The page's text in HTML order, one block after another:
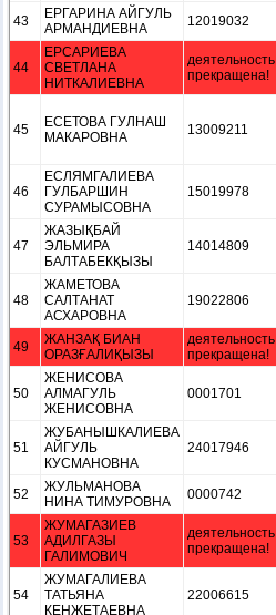
43
ЕРГАРИНА АЙГУЛЬ
АРМАНДИЕВНА
12019032
44
ЕРСАРИЕВА
СВЕТЛАНА
НИТКАЛИЕВНА
деятельность
прекращена!
45
ЕСЕТОВА ГУЛНАШ
МАКАРОВНА
13009211
46
ЕСЛЯМГАЛИЕВА
ГУЛБАРШИН
СУРАМЫСОВНА
15019978
47
ЖАЗЫҚБАЙ
ЭЛЬМИРА
БАЛТАБЕКҚЫЗЫ
14014809
48
ЖАМЕТОВА
САЛТАНАТ
АСХАРОВНА
19022806
49
ЖАНЗАҚ БИАН
ОРАЗҒАЛИҚЫЗЫ
деятельность
прекращена!
50
ЖЕНИСОВА
АЛМАГУЛЬ
ЖЕНИСОВНА
0001701
51
ЖУБАНЫШКАЛИЕВА
АЙГУЛЬ
КУСМАНОВНА
24017946
52
ЖУЛЬМАНОВА
НИНА ТИМУРОВНА
0000742
53
ЖУМАГАЗИЕВ
АДИЛГАЗЫ
ГАЛИМОВИЧ
деятельность
прекращена!
54
ЖУМАГАЛИЕВА
ТАТЬЯНА
КЕНЖЕТАЕВНА
22006615